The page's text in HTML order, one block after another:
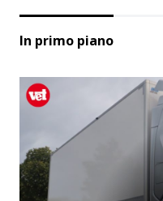
In primo piano